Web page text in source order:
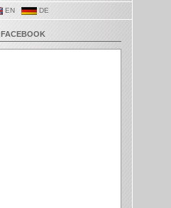
EN DE
FACEBOOK